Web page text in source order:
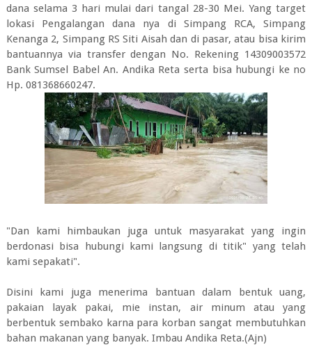
dana selama 3 hari mulai dari tangal 28-30 Mei. Yang target
lokasi Pengalangan dana nya di Simpang RCA, Simpang
Kenanga 2, Simpang RS Siti Aisah dan di pasar, atau bisa kirim
bantuannya via transfer dengan No. Rekening 14309003572
Bank Sumsel Babel An. Andika Reta serta bisa hubungi ke no
Hp. 081368660247.
"Dan kami himbaukan juga untuk masyarakat yang ingin
berdonasi bisa hubungi kami langsung di titik" yang telah
kami sepakati".
Disini kami juga menerima bantuan dalam bentuk uang,
pakaian layak pakai, mie instan, air minum atau yang
berbentuk sembako karna para korban sangat membutuhkan
bahan makanan yang banyak. Imbau Andika Reta.(Ajn)